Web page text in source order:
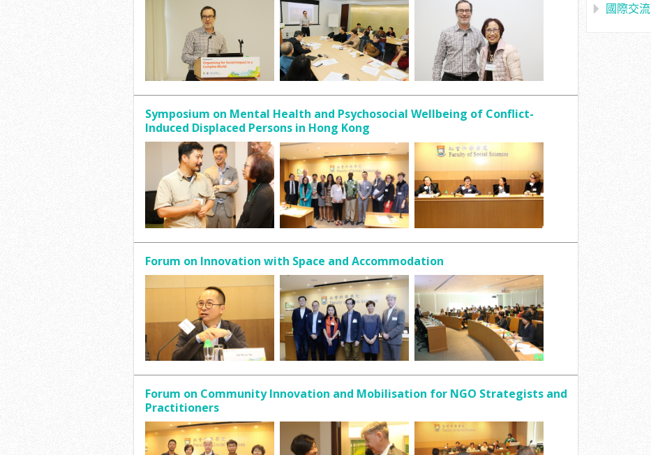
Symposium on Mental Health and Psychosocial Wellbeing of Conflict-
Induced Displaced Persons in Hong Kong
Forum on Innovation with Space and Accommodation
Forum on Community Innovation and Mobilisation for NGO Strategists and
Practitioners
國際交流